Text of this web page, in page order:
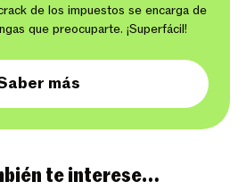
de los impuestos se encarga de
que preocuparte. ¡Superfácil!
más
te interese…